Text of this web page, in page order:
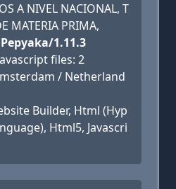
A NIVEL NACIONAL, T
MATERIA PRIMA,
1.11.3
files: 2
/ Netherland
Builder, Html (Hyp
Html5, Javascri